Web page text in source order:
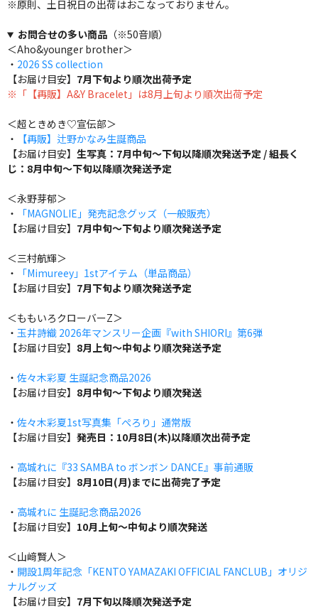
※原則、土日祝日の出荷はおこなっておりません。
お問合せの多い商品（※50音順）
＜Aho&younger brother＞
・ 2026 SS collection
【お届け目安】 7月下旬より順次出荷予定
※「【再販】A&Y Bracelet」は8月上旬より順次出荷予定
＜超ときめき♡宣伝部＞
・
【再販】辻野かなみ生誕商品
【お届け目安】 生写真：7月中旬～下旬以降順次発送予定 / 組長く
じ：8月中旬～下旬以降順次発送予定
＜永野芽郁＞
・
「MAGNOLIE」発売記念グッズ（一般販売）
【お届け目安】 7月中旬～下旬より順次発送予定
＜三村航輝＞
・
「Mimureey」1stアイテム（単品商品）
【お届け目安】 7月下旬より順次発送予定
＜ももいろクローバーZ＞
・ 玉井詩織 2026年マンスリー企画『with SHIORI』第6弾
【お届け目安】 8月上旬～中旬より順次発送予定
・ 佐々木彩夏 生誕記念商品2026
【お届け目安】 8月中旬～下旬より順次発送
・ 佐々木彩夏1st写真集「ぺろり」通常版
【お届け目安】 発売日：10月8日(木)以降順次出荷予定
・ 高城れに『33 SAMBA to ボンボン DANCE』事前通販
【お届け目安】 8月10日(月)までに出荷完了予定
・ 高城れに 生誕記念商品2026
【お届け目安】 10月上旬～中旬より順次発送
＜山﨑賢人＞
・ 開設1周年記念「KENTO YAMAZAKI OFFICIAL FANCLUB」オリジ
ナルグッズ
【お届け目安】 7月下旬以降順次発送予定